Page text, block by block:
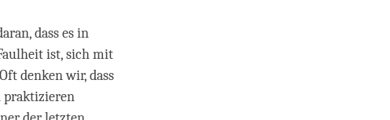
dass es in
ist, sich mit
denken wir, dass
praktizieren